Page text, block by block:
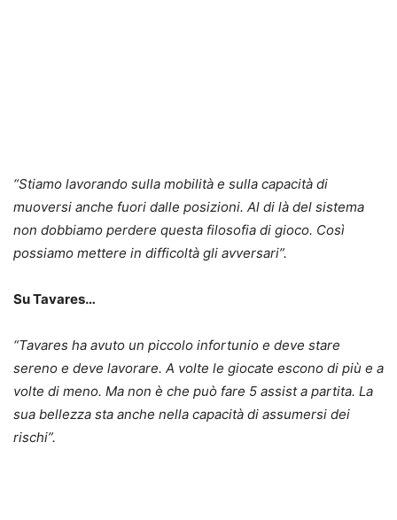
“Stiamo lavorando sulla mobilità e sulla capacità di
muoversi anche fuori dalle posizioni. Al di là del sistema
non dobbiamo perdere questa filosofia di gioco. Così
possiamo mettere in difficoltà gli avversari”.
Su Tavares…
“Tavares ha avuto un piccolo infortunio e deve stare
sereno e deve lavorare. A volte le giocate escono di più e a
volte di meno. Ma non è che può fare 5 assist a partita. La
sua bellezza sta anche nella capacità di assumersi dei
rischi”.